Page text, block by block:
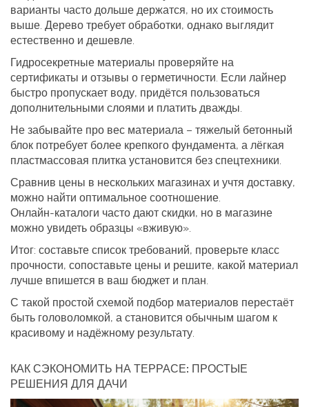
варианты часто дольше держатся, но их стоимость
выше. Дерево требует обработки, однако выглядит
естественно и дешевле.
Гидросекретные материалы проверяйте на
сертификаты и отзывы о герметичности. Если лайнер
быстро пропускает воду, придётся пользоваться
дополнительными слоями и платить дважды.
Не забывайте про вес материала – тяжелый бетонный
блок потребует более крепкого фундамента, а лёгкая
пластмассовая плитка установится без спецтехники.
Сравнив цены в нескольких магазинах и учтя доставку,
можно найти оптимальное соотношение.
Онлайн‑каталоги часто дают скидки, но в магазине
можно увидеть образцы «вживую».
Итог: составьте список требований, проверьте класс
прочности, сопоставьте цены и решите, какой материал
лучше впишется в ваш бюджет и план.
С такой простой схемой подбор материалов перестаёт
быть головоломкой, а становится обычным шагом к
красивому и надёжному результату.
КАК СЭКОНОМИТЬ НА ТЕРРАСЕ: ПРОСТЫЕ
РЕШЕНИЯ ДЛЯ ДАЧИ